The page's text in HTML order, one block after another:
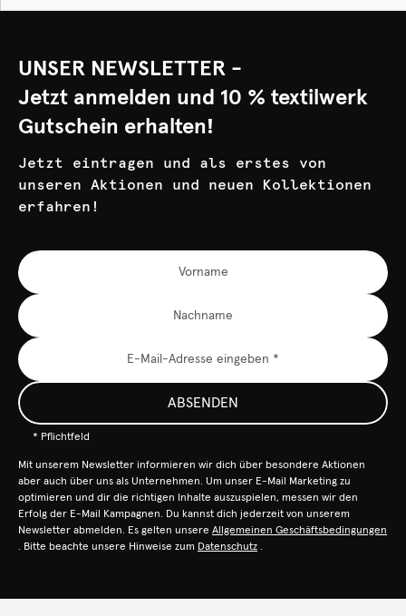
UNSER NEWSLETTER -
Jetzt anmelden und 10 % textilwerk
Gutschein erhalten!
Jetzt eintragen und als erstes von
unseren Aktionen und neuen Kollektionen
erfahren!
ABSENDEN
* Pflichtfeld
Mit unserem Newsletter informieren wir dich über besondere Aktionen
aber auch über uns als Unternehmen. Um unser E-Mail Marketing zu
optimieren und dir die richtigen Inhalte auszuspielen, messen wir den
Erfolg der E-Mail Kampagnen. Du kannst dich jederzeit von unserem
Newsletter abmelden. Es gelten unsere Allgemeinen Geschäftsbedingungen
. Bitte beachte unsere Hinweise zum Datenschutz .